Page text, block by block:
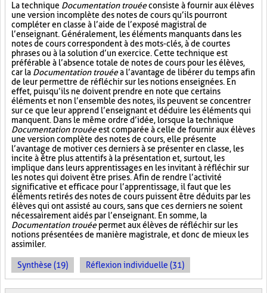
La technique Documentation trouéeconsiste à fournir aux élèves
une version incomplète des notes de cours qu’ils pourront
compléter en classe à l’aide de l’exposé magistral de
l’enseignant. Généralement, les éléments manquants dans les
notes de cours correspondent à des mots-clés, à de courtes
phrases ou à la solution d’un exercice. Cette technique est
préférable à l’absence totale de notes de cours pour les élèves,
car la Documentation trouéea l’avantage de libérer du temps afin
de leur permettre de réfléchir sur les notions enseignées. En
effet, puisqu’ils ne doivent prendre en note que certains
éléments et non l’ensemble des notes, ils peuvent se concentrer
sur ce que leur apprend l’enseignant et déduire les éléments qui
manquent. Dans le même ordre d’idée, lorsque la technique
Documentation trouéeest comparée à celle de fournir aux élèves
une version complète des notes de cours, elle présente
l’avantage de motiver ces derniers à se présenter en classe, les
incite à être plus attentifs à la présentation et, surtout, les
implique dans leurs apprentissages en les invitant à réfléchir sur
les notes qui doivent être prises. Afin de rendre l’activité
significative et efficace pour l’apprentissage, il faut que les
éléments retirés des notes de cours puissent être déduits par les
élèves qui ont assisté au cours, sans que ces derniers ne soient
nécessairement aidés par l’enseignant. En somme, la
Documentation trouéepermet aux élèves de réfléchir sur les
notions présentées de manière magistrale, et donc de mieux les
assimiler.
Synthèse (19) Réflexion individuelle (31)